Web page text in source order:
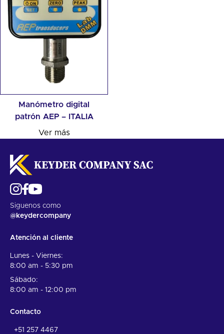
Manómetro digital
patrón AEP – ITALIA
Ver más
Siguenos como
@keydercompany
Atención al cliente
Lunes - Viernes:
8:00 am - 5:30 pm
Sábado:
8:00 am - 12:00 pm
Contacto
+51 257 4467